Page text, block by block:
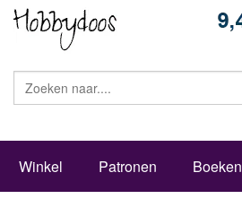
Winkel Patronen Boeken